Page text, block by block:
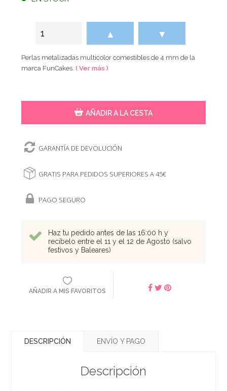
▲ ▼
Perlas metalizadas multicolor comestibles de 4 mm de la
marca FunCakes.( Ver más )
AÑADIR A LA CESTA
GARANTÍA DE DEVOLUCIÓN
GRATIS PARA PEDIDOS SUPERIORES A 45€
PAGO SEGURO
Haz tu pedido antes de las 16:00 h y
recíbelo entre el 11 y el 12 de Agosto (salvo
festivos y Baleares)
AÑADIR A MIS FAVORITOS
DESCRIPCIÓN ENVÍO Y PAGO
Descripción